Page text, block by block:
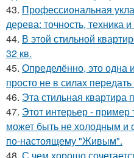
43. Профессиональная
дерева: точность, техника
44. В этой стильной
32 кв.
45. Определённо, это одна
просто не в силах
46. Эта стильная квартира
47. Этот интерьер - пример
может быть не холодным и
по-настоящему "Живым".